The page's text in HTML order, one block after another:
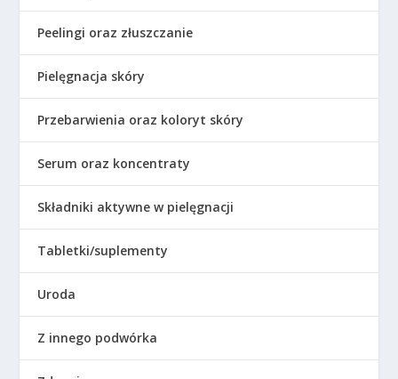
Peelingi oraz złuszczanie
Pielęgnacja skóry
Przebarwienia oraz koloryt skóry
Serum oraz koncentraty
Składniki aktywne w pielęgnacji
Tabletki/suplementy
Uroda
Z innego podwórka